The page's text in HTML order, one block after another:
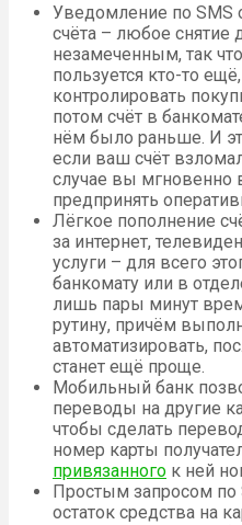
Уведомление по
счёта – любое снятие
незамеченным, так
пользуется кто-то
контролировать
потом счёт в
нём было раньше. И
если ваш счёт
случае вы мгновенно
предпринять
Лёгкое пополнение
за интернет,
услуги – для всего
банкомату или в
лишь пары минут
рутину, причём
автоматизировать,
станет ещё проще.
Мобильный банк
переводы на другие
чтобы сделать
номер карты
привязанного к ней
Простым запросом
остаток средства на